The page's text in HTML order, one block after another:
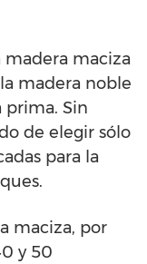
madera maciza
madera noble
prima. Sin
de elegir sólo
para la
maciza, por
y 50